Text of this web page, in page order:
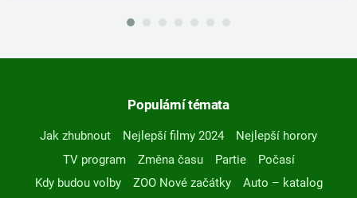
Populární témata
Jak zhubnout Nejlepší filmy 2024
Nejlepší horory
TV program
Změna času Partie
Počasí
Kdy budou volby
ZOO Nové začátky
Auto – katalog